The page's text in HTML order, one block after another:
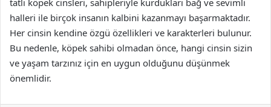
halleri ile birçok insanın kalbini kazanmayı başarmaktadır.
Her cinsin kendine özgü özellikleri ve karakterleri bulunur.
Bu nedenle, köpek sahibi olmadan önce, hangi cinsin sizin
ve yaşam tarzınız için en uygun olduğunu düşünmek
önemlidir.